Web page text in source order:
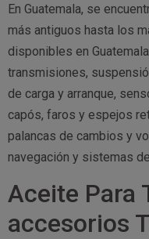
En Guatemala, se
más antiguos hasta los
disponibles en
transmisiones,
de carga y arranque,
capós, faros y espejos
palancas de cambios y
navegación y sistemas
Aceite Para
accesorios